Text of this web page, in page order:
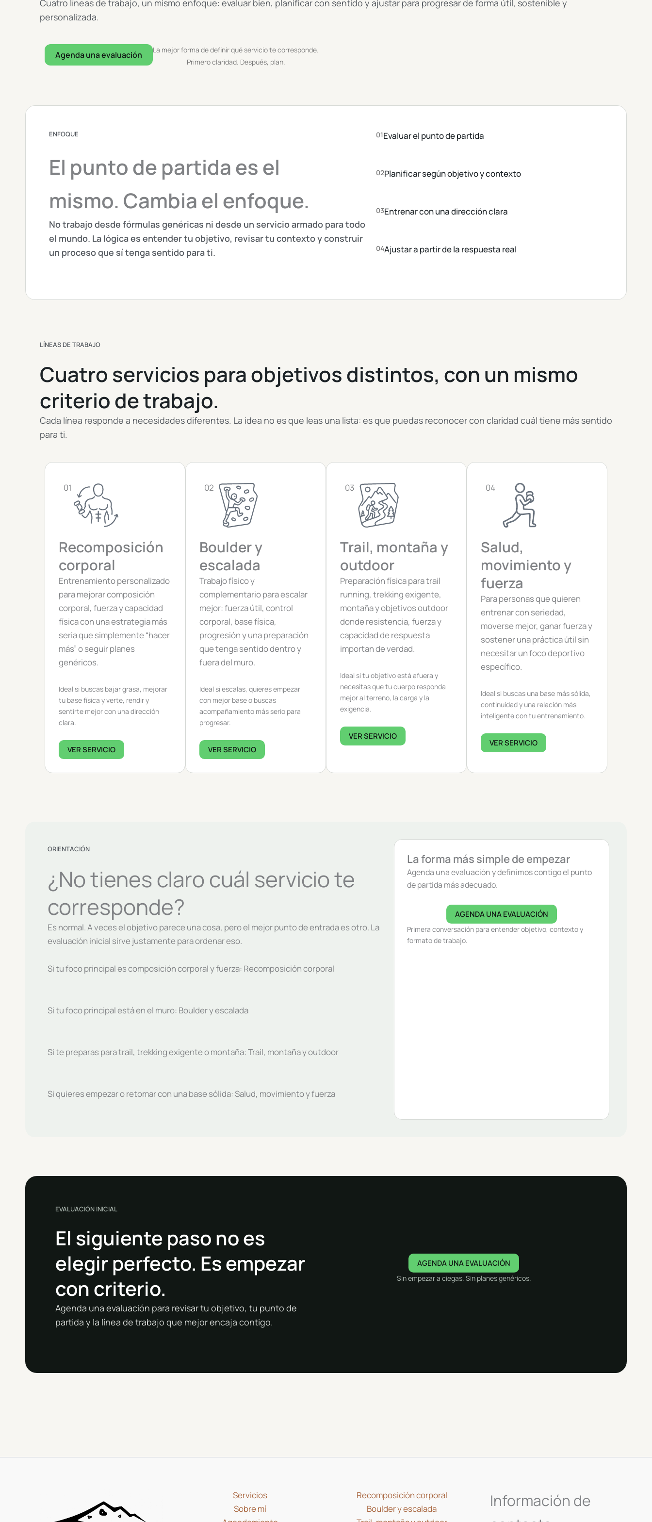
Cuatro líneas de trabajo, un mismo enfoque: evaluar bien, planificar con sentido y ajustar para progresar de forma útil, sostenible y
personalizada.
Agenda una evaluación
La mejor forma de definir qué servicio te corresponde.
Primero claridad. Después, plan.
ENFOQUE
El punto de partida es el
mismo. Cambia el enfoque.
No trabajo desde fórmulas genéricas ni desde un servicio armado para todo
el mundo. La lógica es entender tu objetivo, revisar tu contexto y construir
un proceso que sí tenga sentido para ti.
01Evaluar el punto de partida
02Planificar según objetivo y contexto
03Entrenar con una dirección clara
04Ajustar a partir de la respuesta real
LÍNEAS DE TRABAJO
Cuatro servicios para objetivos distintos, con un mismo
criterio de trabajo.
Cada línea responde a necesidades diferentes. La idea no es que leas una lista: es que puedas reconocer con claridad cuál tiene más sentido
para ti.
01
Recomposición
corporal
Entrenamiento personalizado
para mejorar composición
corporal, fuerza y capacidad
física con una estrategia más
seria que simplemente “hacer
más” o seguir planes
genéricos.
Ideal si buscas bajar grasa, mejorar
tu base física y verte, rendir y
sentirte mejor con una dirección
clara.
VER SERVICIO
02
Boulder y
escalada
Trabajo físico y
complementario para escalar
mejor: fuerza útil, control
corporal, base física,
progresión y una preparación
que tenga sentido dentro y
fuera del muro.
Ideal si escalas, quieres empezar
con mejor base o buscas
acompañamiento más serio para
progresar.
VER SERVICIO
03
Trail, montaña y
outdoor
Preparación física para trail
running, trekking exigente,
montaña y objetivos outdoor
donde resistencia, fuerza y
capacidad de respuesta
importan de verdad.
Ideal si tu objetivo está afuera y
necesitas que tu cuerpo responda
mejor al terreno, la carga y la
exigencia.
VER SERVICIO
04
Salud,
movimiento y
fuerza
Para personas que quieren
entrenar con seriedad,
moverse mejor, ganar fuerza y
sostener una práctica útil sin
necesitar un foco deportivo
específico.
Ideal si buscas una base más sólida,
continuidad y una relación más
inteligente con tu entrenamiento.
VER SERVICIO
ORIENTACIÓN
¿No tienes claro cuál servicio te
corresponde?
Es normal. A veces el objetivo parece una cosa, pero el mejor punto de entrada es otro. La
evaluación inicial sirve justamente para ordenar eso.
Si tu foco principal es composición corporal y fuerza: Recomposición corporal
Si tu foco principal está en el muro: Boulder y escalada
Si te preparas para trail, trekking exigente o montaña: Trail, montaña y outdoor
Si quieres empezar o retomar con una base sólida: Salud, movimiento y fuerza
La forma más simple de empezar
Agenda una evaluación y definimos contigo el punto
de partida más adecuado.
AGENDA UNA EVALUACIÓN
Primera conversación para entender objetivo, contexto y
formato de trabajo.
EVALUACIÓN INICIAL
El siguiente paso no es
elegir perfecto. Es empezar
con criterio.
Agenda una evaluación para revisar tu objetivo, tu punto de
partida y la línea de trabajo que mejor encaja contigo.
AGENDA UNA EVALUACIÓN
Sin empezar a ciegas. Sin planes genéricos.
Servicios
Sobre mí
Recomposición corporal
Boulder y escalada
Información de